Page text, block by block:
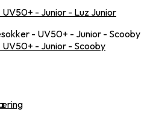
- Junior - Luz Junior
- Junior - Scooby